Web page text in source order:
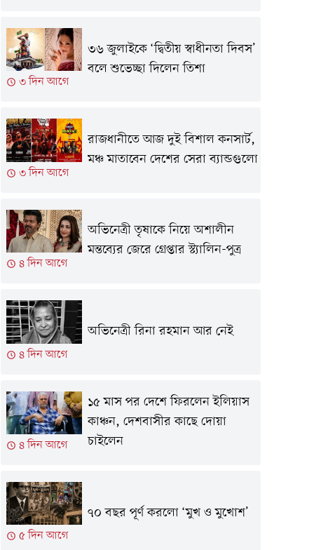
৩ দিন আগে
৩৬ জুলাইকে ‘দ্বিতীয় স্বাধীনতা দিবস’
বলে শুভেচ্ছা দিলেন তিশা
৩ দিন আগে
রাজধানীতে আজ দুই বিশাল কনসার্ট,
মঞ্চ মাতাবেন দেশের সেরা ব্যান্ডগুলো
৪ দিন আগে
অভিনেত্রী তৃষাকে নিয়ে অশালীন
মন্তব্যের জেরে গ্রেপ্তার স্ট্যালিন-পুত্র
৪ দিন আগে
অভিনেত্রী রিনা রহমান আর নেই
৪ দিন আগে
১৫ মাস পর দেশে ফিরলেন ইলিয়াস
কাঞ্চন, দেশবাসীর কাছে দোয়া
চাইলেন
৫ দিন আগে
৭০ বছর পূর্ণ করলো ‘মুখ ও মুখোশ’